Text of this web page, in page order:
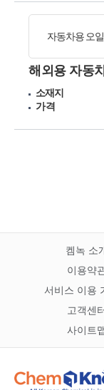
자동차용 오일
해외용 자동
소재지
가격
켐녹 소
이용약
서비스 이용
고객센
사이트